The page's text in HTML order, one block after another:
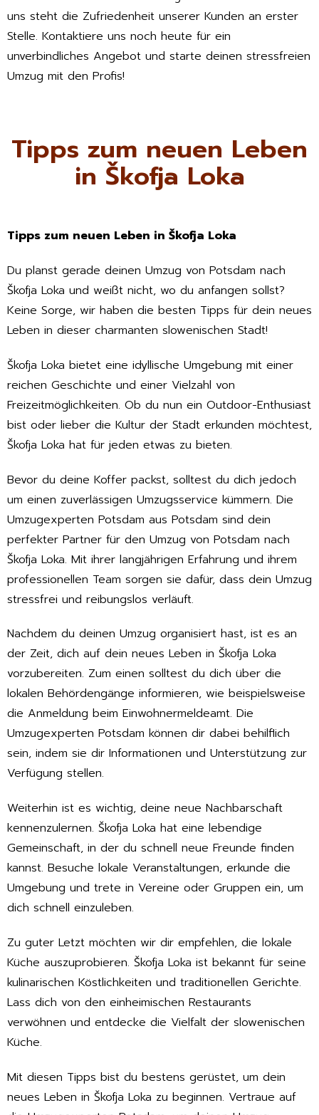
uns steht die Zufriedenheit unserer Kunden an erster
Stelle. Kontaktiere uns noch heute für ein
unverbindliches Angebot und starte deinen stressfreien
Umzug mit den Profis!
Tipps zum neuen Leben
in Škofja Loka
Tipps zum neuen Leben in Škofja Loka
Du planst gerade deinen Umzug von Potsdam nach
Škofja Loka und weißt nicht, wo du anfangen sollst?
Keine Sorge, wir haben die besten Tipps für dein neues
Leben in dieser charmanten slowenischen Stadt!
Škofja Loka bietet eine idyllische Umgebung mit einer
reichen Geschichte und einer Vielzahl von
Freizeitmöglichkeiten. Ob du nun ein Outdoor-Enthusiast
bist oder lieber die Kultur der Stadt erkunden möchtest,
Škofja Loka hat für jeden etwas zu bieten.
Bevor du deine Koffer packst, solltest du dich jedoch
um einen zuverlässigen Umzugsservice kümmern. Die
Umzugexperten Potsdam aus Potsdam sind dein
perfekter Partner für den Umzug von Potsdam nach
Škofja Loka. Mit ihrer langjährigen Erfahrung und ihrem
professionellen Team sorgen sie dafür, dass dein Umzug
stressfrei und reibungslos verläuft.
Nachdem du deinen Umzug organisiert hast, ist es an
der Zeit, dich auf dein neues Leben in Škofja Loka
vorzubereiten. Zum einen solltest du dich über die
lokalen Behördengänge informieren, wie beispielsweise
die Anmeldung beim Einwohnermeldeamt. Die
Umzugexperten Potsdam können dir dabei behilflich
sein, indem sie dir Informationen und Unterstützung zur
Verfügung stellen.
Weiterhin ist es wichtig, deine neue Nachbarschaft
kennenzulernen. Škofja Loka hat eine lebendige
Gemeinschaft, in der du schnell neue Freunde finden
kannst. Besuche lokale Veranstaltungen, erkunde die
Umgebung und trete in Vereine oder Gruppen ein, um
dich schnell einzuleben.
Zu guter Letzt möchten wir dir empfehlen, die lokale
Küche auszuprobieren. Škofja Loka ist bekannt für seine
kulinarischen Köstlichkeiten und traditionellen Gerichte.
Lass dich von den einheimischen Restaurants
verwöhnen und entdecke die Vielfalt der slowenischen
Küche.
Mit diesen Tipps bist du bestens gerüstet, um dein
neues Leben in Škofja Loka zu beginnen. Vertraue auf